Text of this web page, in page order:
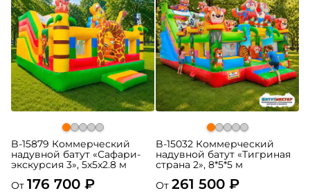
B-15879 Коммерческий
надувной батут «Сафари-
экскурсия 3», 5x5x2.8 м
От 176 700 ₽
B-15032 Коммерческий
надувной батут «Тигриная
страна 2», 8*5*5 м
От 261 500 ₽